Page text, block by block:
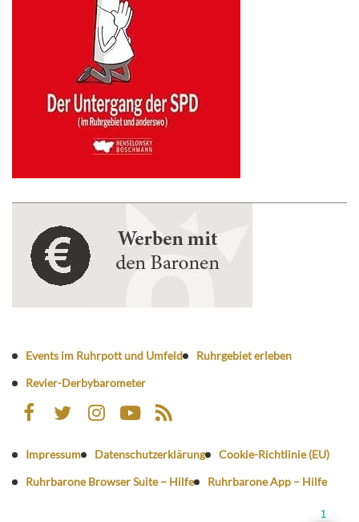
Events im Ruhrpott und Umfeld
Ruhrgebiet erleben
Revier-Derbybarometer
Impressum Datenschutzerklärung
Cookie-Richtlinie (EU)
Ruhrbarone Browser Suite – Hilfe
Ruhrbarone App – Hilfe
1